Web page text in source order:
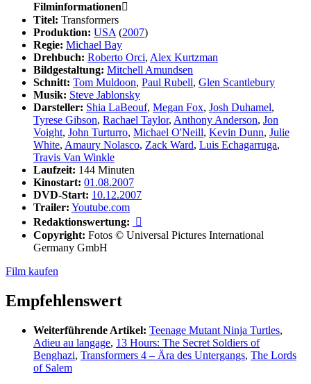
Filminformationen
Titel: Transformers
Produktion: USA (2007)
Regie: Michael Bay
Drehbuch: Roberto Orci, Alex Kurtzman
Bildgestaltung: Mitchell Amundsen
Schnitt: Tom Muldoon, Paul Rubell, Glen Scantlebury
Musik: Steve Jablonsky
Darsteller: Shia LaBeouf, Megan Fox, Josh Duhamel,
Tyrese Gibson, Rachael Taylor, Anthony Anderson, Jon
Voight, John Turturro, Michael O'Neill, Kevin Dunn, Julie
White, Amaury Nolasco, Zack Ward, Luis Echagarruga,
Travis Van Winkle
Laufzeit: 144 Minuten
Kinostart: 01.08.2007
DVD-Start: 10.12.2007
Trailer: Youtube.com
Redaktionswertung:

Copyright: Fotos © Universal Pictures International
Germany GmbH
Film kaufen
Empfehlenswert
Weiterführende Artikel: Teenage Mutant Ninja Turtles,
Adieu au langage, 13 Hours: The Secret Soldiers of
Benghazi, Transformers 4 – Ära des Untergangs, The Lords
of Salem